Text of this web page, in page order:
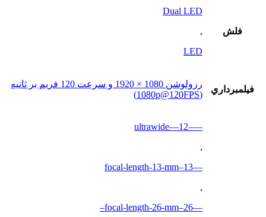
فلش
Dual LED
,
LED
فيلمبرداري
رزولوشن 1080 × 1920 و سرعت 120 فریم بر ثانیه
(1080p@120FPS)
—–ultrawide—12
,
—13–focal-length-13-mm
,
—26–focal-length-26-mm–